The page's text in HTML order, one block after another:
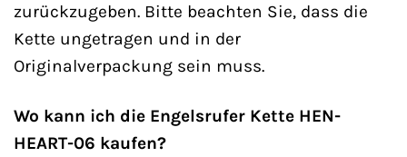
zurückzugeben. Bitte beachten Sie, dass die
Kette ungetragen und in der
Originalverpackung sein muss.
Wo kann ich die Engelsrufer Kette HEN-
HEART-06 kaufen?